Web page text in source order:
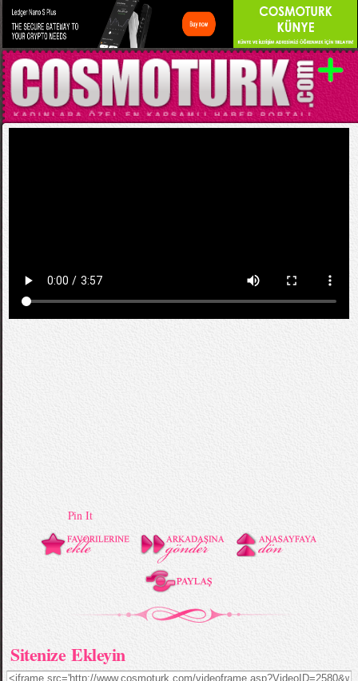
Pin It
Sitenize Ekleyin